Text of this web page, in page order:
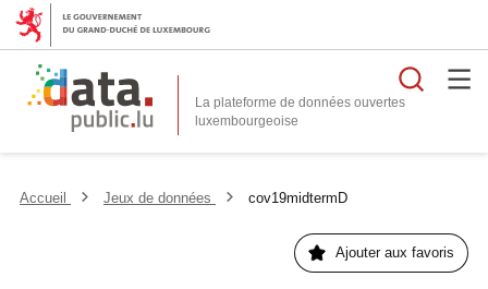
La plateforme de données ouvertes
Accueil Jeux de données cov19midtermD
Ajouter aux favoris